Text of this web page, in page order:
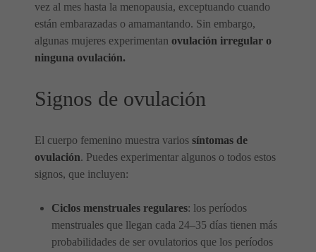
vez al mes hasta la menopausia, exceptuando cuando
están embarazadas o amamantando. Sin embargo,
algunas mujeres experimentan ovulación irregular o
ninguna ovulación.
Signos de ovulación
El cuerpo femenino muestra varios síntomas de
ovulación. Puedes experimentar algunos o todos estos
signos, que incluyen:
Ciclos menstruales regulares: los períodos
menstruales que llegan cada 24–35 días tienen más
probabilidades de ser ovulatorios que los períodos